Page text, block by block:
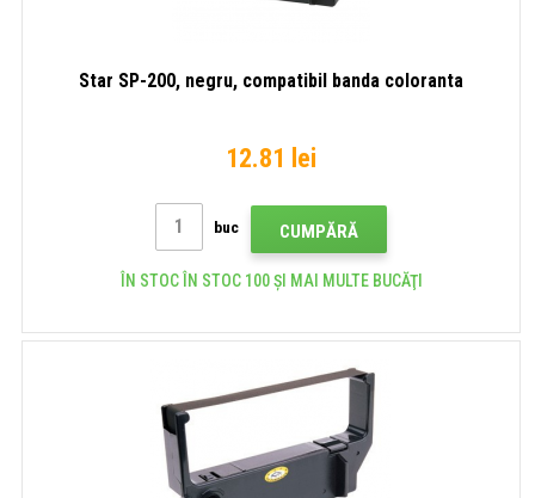
Star SP-200, negru, compatibil banda coloranta
12.81 lei
buc CUMPĂRĂ
ÎN STOC ÎN STOC 100 ȘI MAI MULTE BUCĂŢI